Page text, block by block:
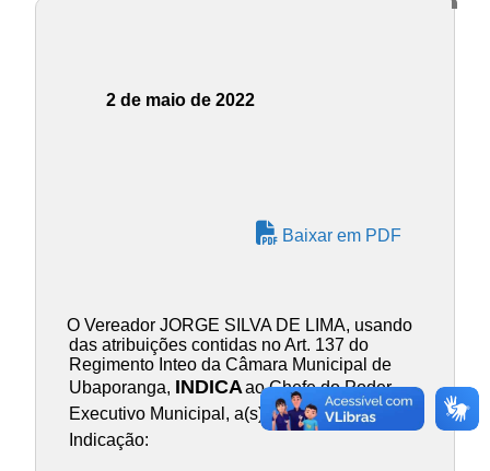
2 de maio de 2022
Baixar em PDF
O Vereador JORGE SILVA DE LIMA, usando
das atribuições contidas no Art. 137 do
Regimento Inteo da Câmara Municipal de
Ubaporanga, INDICAao Chefe do Poder
Executivo Municipal, a(s) presente(s)
Indicação: